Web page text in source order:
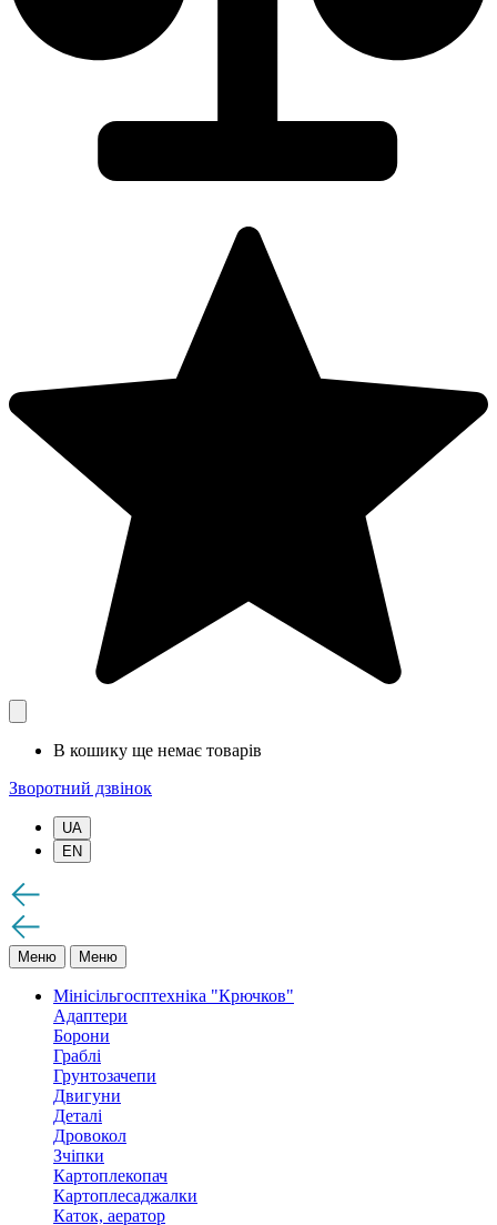
В кошику ще немає товарів
Зворотний дзвінок
UA
EN
Меню Меню
Мінісільгосптехніка "Крючков"
Адаптери
Борони
Граблі
Грунтозачепи
Двигуни
Деталі
Дровокол
Зчіпки
Картоплекопач
Картоплесаджалки
Каток, аератор